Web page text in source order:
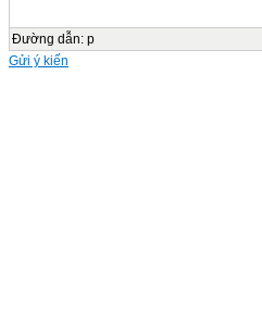
Đường dẫn: p
Gửi ý kiến